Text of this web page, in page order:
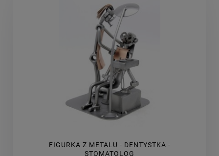
FIGURKA Z METALU - DENTYSTKA -
STOMATOLOG